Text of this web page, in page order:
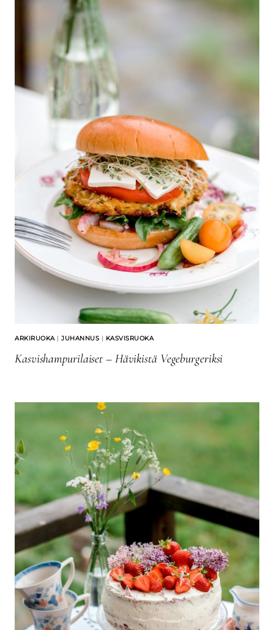
ARKIRUOKA| JUHANNUS | KASVISRUOKA
Kasvishampurilaiset – Hävikistä Vegeburgeriksi